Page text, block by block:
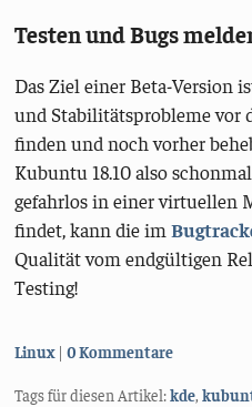
Testen und Bugs
Das Ziel einer Beta-Version
und Stabilitätsprobleme vor
finden und noch vorher
Kubuntu 18.10 also
gefahrlos in einer virtuellen
findet, kann die im
Qualität vom endgültigen
Testing!
Kategorien:
Linux 0 Kommentare
Tags für diesen Artikel:kde,